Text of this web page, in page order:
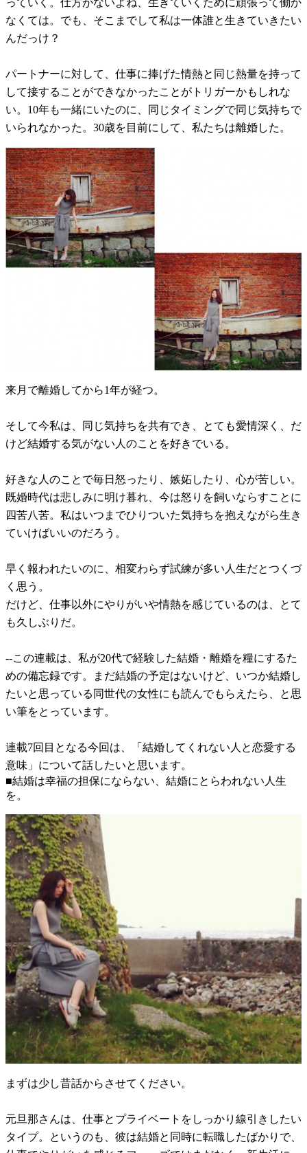
なくては。でも、そこまでして私は一体誰と生きていきたい
んだっけ？
パートナーに対して、仕事に捧げた情熱と同じ熱量を持って
して接することができなかったことがトリガーかもしれな
い。10年も一緒にいたのに、同じタイミングで同じ気持ちで
いられなかった。30歳を目前にして、私たちは離婚した。
来月で離婚してから1年が経つ。
そして今私は、同じ気持ちを共有でき、とても愛情深く、だ
けど結婚する気がない人のことを好きでいる。
好きな人のことで毎日怒ったり、嫉妬したり、心が苦しい。
既婚時代は悲しみに明け暮れ、今は怒りを飼いならすことに
四苦八苦。私はいつまでひりついた気持ちを抱えながら生き
ていけばいいのだろう。
早く報われたいのに、相変わらず試練が多い人生だとつくづ
く思う。
だけど、仕事以外にやりがいや情熱を感じているのは、とて
も久しぶりだ。
--この連載は、私が20代で経験した結婚・離婚を糧にするた
めの備忘録です。まだ結婚の予定はないけど、いつか結婚し
たいと思っている同世代の女性にも読んでもらえたら、と思
い筆をとっています。
連載7回目となる今回は、「結婚してくれない人と恋愛する
意味」について話したいと思います。
■結婚は幸福の担保にならない、結婚にとらわれない人生
を。
まずは少し昔話からさせてください。
元旦那さんは、仕事とプライベートをしっかり線引きしたい
タイプ。というのも、彼は結婚と同時に転職したばかりで、